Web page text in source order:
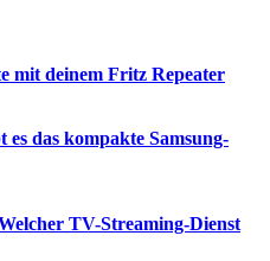
mit deinem Fritz Repeater
das kompakte Samsung-
TV-Streaming-Dienst